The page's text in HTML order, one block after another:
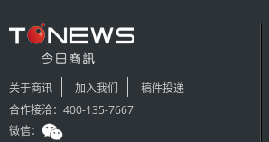
关于商讯 加入我们
稿件投递
合作接洽：400-135-7667
微信：